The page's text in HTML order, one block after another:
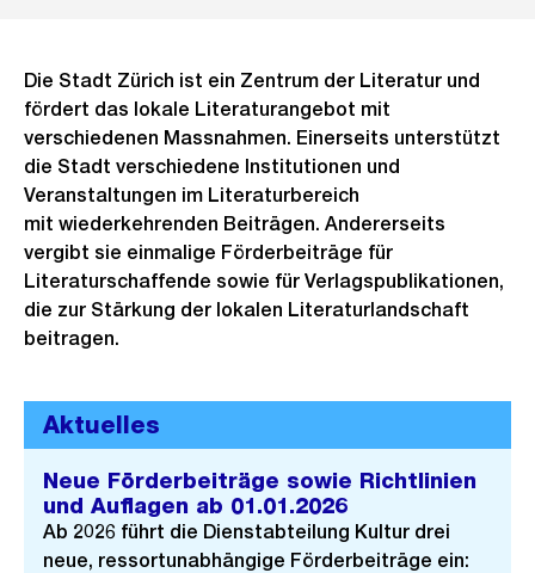
Die Stadt Zürich ist ein Zentrum der Literatur und
fördert das lokale Literaturangebot mit
verschiedenen Massnahmen. Einerseits unterstützt
die Stadt verschiedene Institutionen und
Veranstaltungen im Literaturbereich
mit wiederkehrenden Beiträgen. Andererseits
vergibt sie einmalige Förderbeiträge für
Literaturschaffende sowie für Verlagspublikationen,
die zur Stärkung der lokalen Literaturlandschaft
beitragen.
Aktuelles
Neue Förderbeiträge sowie Richtlinien
und Auflagen ab 01.01.2026
Ab 2026 führt die Dienstabteilung Kultur drei
neue, ressortunabhängige Förderbeiträge ein: